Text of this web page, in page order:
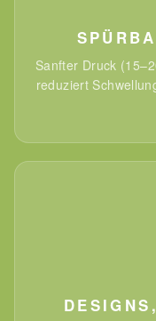
Sanfter Druck
reduziert